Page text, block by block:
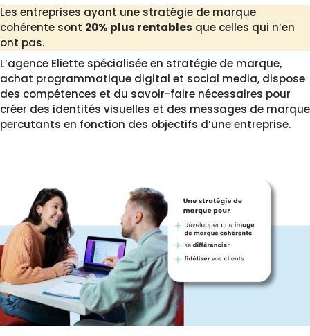
Les entreprises ayant une stratégie de marque
cohérente sont 20% plus rentables que celles qui n’en
ont pas.
L’agence Eliette spécialisée en stratégie de marque,
achat programmatique digital et social media, dispose
des compétences et du savoir-faire nécessaires pour
créer des identités visuelles et des messages de marque
percutants en fonction des objectifs d’une entreprise.